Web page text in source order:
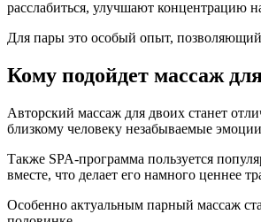
расслабиться, улучшают концентрацию
Для пары это особый опыт,
Кому подойдет массаж
Авторский массаж для двоих станет
близкому человеку незабываемые
Также SPA-программа пользуется
вместе, что делает его намного ценнее
Особенно актуальным парный массаж